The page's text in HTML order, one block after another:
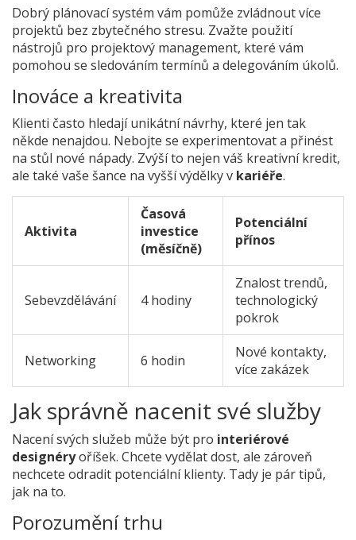
Dobrý plánovací systém vám pomůže zvládnout více
projektů bez zbytečného stresu. Zvažte použití
nástrojů pro projektový management, které vám
pomohou se sledováním termínů a delegováním úkolů.
Inováce a kreativita
Klienti často hledají unikátní návrhy, které jen tak
někde nenajdou. Nebojte se experimentovat a přinést
na stůl nové nápady. Zvýší to nejen váš kreativní kredit,
ale také vaše šance na vyšší výdělky v kariéře.
Aktivita
Časová
investice
(měsíčně)
Potenciální
přínos
Sebevzdělávání 4 hodiny
Znalost trendů,
technologický
pokrok
Networking 6 hodin
Nové kontakty,
více zakázek
Jak správně nacenit své služby
Nacení svých služeb může být pro interiérové
designéryoříšek. Chcete vydělat dost, ale zároveň
nechcete odradit potenciální klienty. Tady je pár tipů,
jak na to.
Porozumění trhu